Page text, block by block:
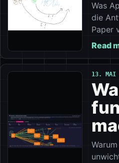
Was
die
Paper
Read
13. MAI